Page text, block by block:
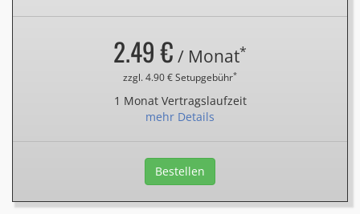
2.49 € / Monat*
zzgl. 4.90 € Setupgebühr*
1 Monat Vertragslaufzeit
mehr Details
Bestellen